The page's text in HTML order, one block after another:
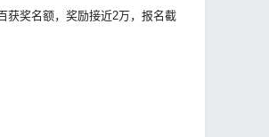
获奖名额，奖励接近2万，报名截